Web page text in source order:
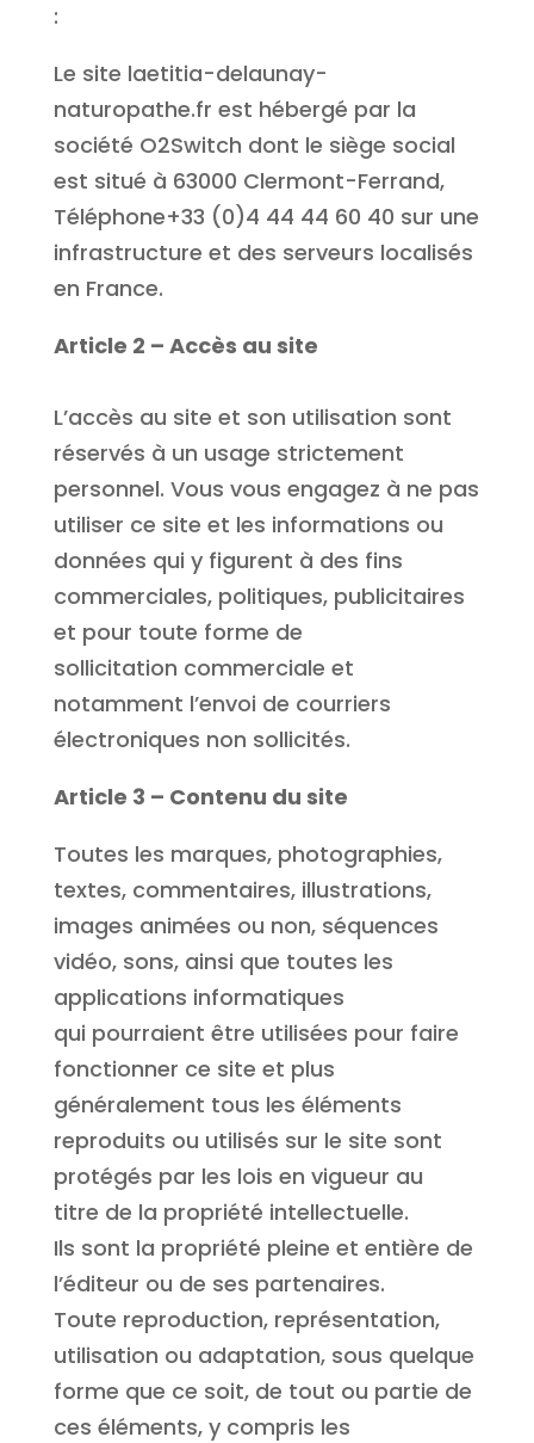
:
Le site laetitia-delaunay-
naturopathe.fr est hébergé par la
société O2Switch dont le siège social
est situé à 63000 Clermont-Ferrand,
Téléphone+33 (0)4 44 44 60 40 sur une
infrastructure et des serveurs localisés
en France.
Article 2 – Accès au site
L’accès au site et son utilisation sont
réservés à un usage strictement
personnel. Vous vous engagez à ne pas
utiliser ce site et les informations ou
données qui y figurent à des fins
commerciales, politiques, publicitaires
et pour toute forme de
sollicitation commerciale et
notamment l’envoi de courriers
électroniques non sollicités.
Article 3 – Contenu du site
Toutes les marques, photographies,
textes, commentaires, illustrations,
images animées ou non, séquences
vidéo, sons, ainsi que toutes les
applications informatiques
qui pourraient être utilisées pour faire
fonctionner ce site et plus
généralement tous les éléments
reproduits ou utilisés sur le site sont
protégés par les lois en vigueur au
titre de la propriété intellectuelle.
Ils sont la propriété pleine et entière de
l’éditeur ou de ses partenaires.
Toute reproduction, représentation,
utilisation ou adaptation, sous quelque
forme que ce soit, de tout ou partie de
ces éléments, y compris les